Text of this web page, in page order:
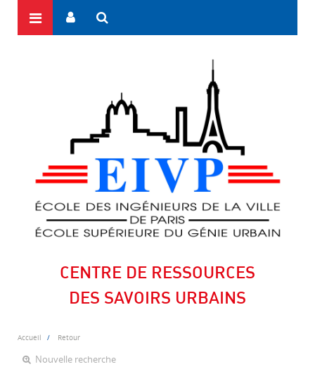
CENTRE DE RESSOURCES
DES SAVOIRS URBAINS
Accueil Retour
Nouvelle recherche